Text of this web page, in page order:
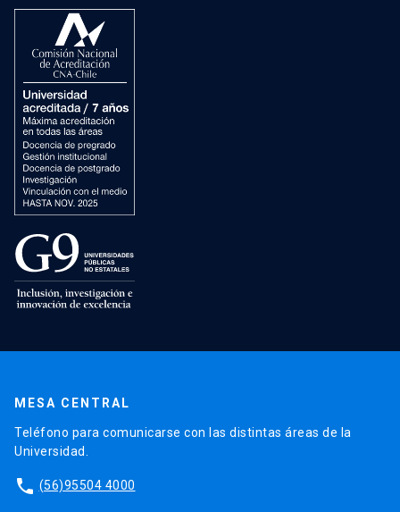
MESA CENTRAL
Teléfono para comunicarse con las distintas áreas de la
Universidad.
phone (56)95504 4000